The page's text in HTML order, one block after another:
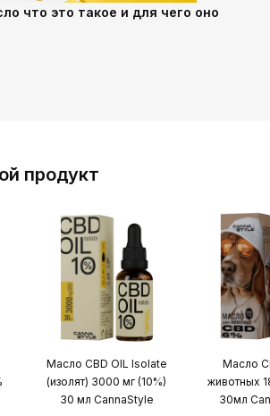
что это такое и для чего оно
продукт
Масло CBD OIL Isolate
(изолят) 3000 мг (10%)
30 мл CannaStyle
Масло
животных
30мл